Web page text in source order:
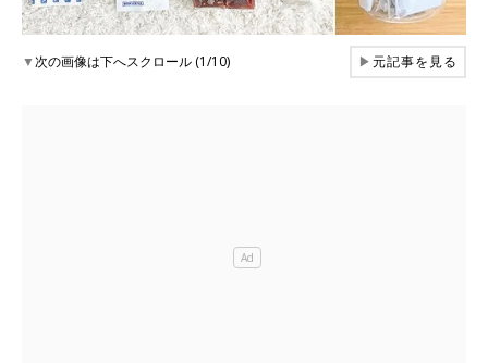
▼次の画像は下へスクロール (1/10) ▶元記事を見る